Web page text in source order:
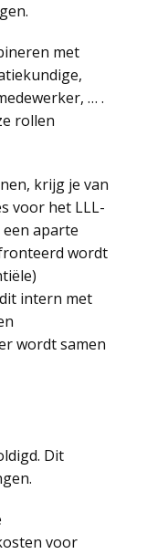
met
… .
rollen
krijg je van
voor het LLL-
aparte
wordt
intern met
wordt samen
Dit
voor